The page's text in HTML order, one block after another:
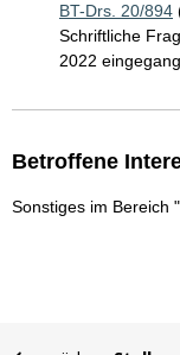
BT-Drs. 20/894
Schriftliche
2022
Betroffene
Sonstiges im Bereich